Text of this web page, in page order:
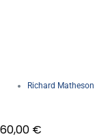
Richard Matheson
60,00 €